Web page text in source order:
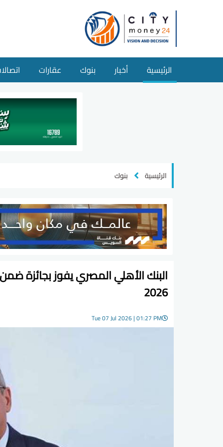
الرئيسية أخبار بنوك عقارات
الرئيسية بنوك
2026
Tue 07 Jul 2026 | 01:27 PM